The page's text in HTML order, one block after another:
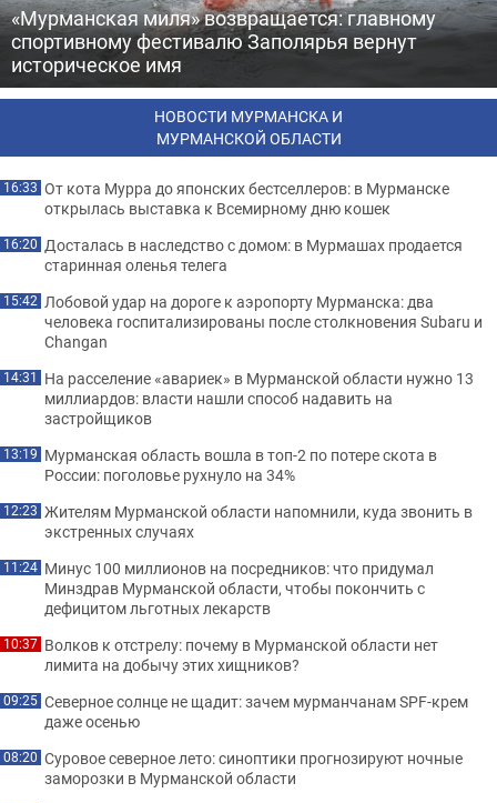
«Мурманская миля» возвращается: главному
спортивному фестивалю Заполярья вернут
историческое имя
НОВОСТИ МУРМАНСКА И
МУРМАНСКОЙ ОБЛАСТИ
16:33 От кота Мурра до японских бестселлеров: в Мурманске
открылась выставка к Всемирному дню кошек
16:20 Досталась в наследство с домом: в Мурмашах продается
старинная оленья телега
15:42 Лобовой удар на дороге к аэропорту Мурманска: два
человека госпитализированы после столкновения Subaru и
Changan
14:31 На расселение «авариек» в Мурманской области нужно 13
миллиардов: власти нашли способ надавить на
застройщиков
13:19 Мурманская область вошла в топ-2 по потере скота в
России: поголовье рухнуло на 34%
12:23 Жителям Мурманской области напомнили, куда звонить в
экстренных случаях
11:24 Минус 100 миллионов на посредников: что придумал
Минздрав Мурманской области, чтобы покончить с
дефицитом льготных лекарств
10:37 Волков к отстрелу: почему в Мурманской области нет
лимита на добычу этих хищников?
09:25 Северное солнце не щадит: зачем мурманчанам SPF-крем
даже осенью
08:20 Суровое северное лето: синоптики прогнозируют ночные
заморозки в Мурманской области